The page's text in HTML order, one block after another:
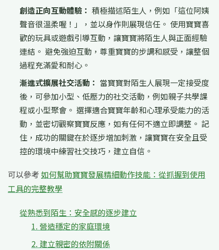
創造正向互動體驗： 積極描述陌生人，例如「這位阿姨
聲音很溫柔喔！」，並以身作則展現信任。 使用寶寶喜
歡的玩具或遊戲引導互動，讓寶寶將陌生人與正面經驗
連結。 避免強迫互動，尊重寶寶的步調和感受，讓整個
過程充滿愛和耐心。
漸進式擴展社交活動： 當寶寶對陌生人展現一定接受度
後，可參加小型、低壓力的社交活動，例如親子共學課
程或小型聚會。 選擇適合寶寶年齡和心理承受能力的活
動，並密切觀察寶寶反應，如有任何不適立即調整。 記
住，成功的關鍵在於逐步增加刺激，讓寶寶在安全且受
控的環境中練習社交技巧，建立自信。
可以參考如何幫助寶寶發展精細動作技能：從抓握到使用
工具的完整教學
從熟悉到陌生：安全感的逐步建立
1. 營造穩定的家庭環境
2. 建立親密的依附關係